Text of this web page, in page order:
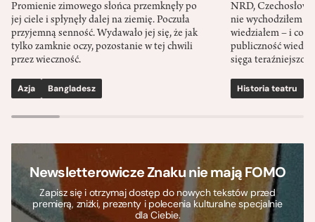
Promienie zimowego słońca przemknęły po
jej ciele i spłynęły dalej na ziemię. Poczuła
przyjemną senność. Wydawało jej się, że jak
tylko zamknie oczy, pozostanie w tej chwili
przez wieczność.
Azja Bangladesz
NRD,
nie wychodziłem
wiedziałem – i co
publiczność
sięga
Historia teatru
Newsletterowicze Znaku nie mają FOMO
Zapisz się i otrzymaj dostęp do nowych tekstów przed
premierą, zniżki, prezenty i polecenia kulturalne specjalnie
dla Ciebie.